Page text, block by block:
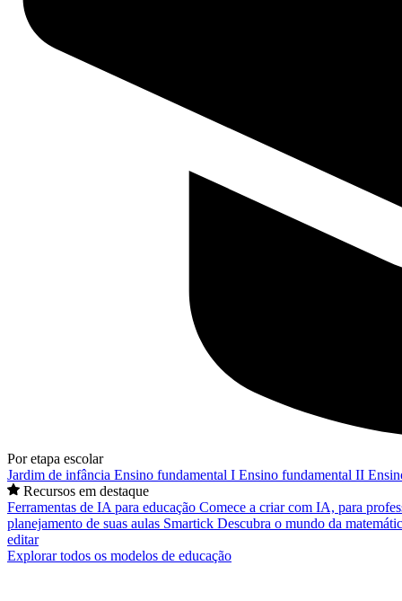
Por etapa escolar
Jardim de infância Ensino fundamental I Ensino fundamental II
Recursos em destaque
Ferramentas de IA para educação Comece a criar com IA, para
planejamento de suas aulas Smartick Descubra o mundo da
editar
Explorar todos os modelos de educação